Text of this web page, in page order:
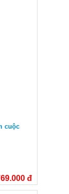
cuộc
đ